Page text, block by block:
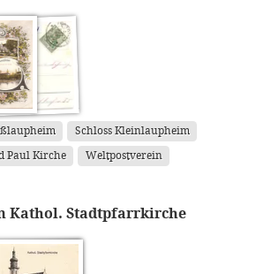
Schloss Kleinlaupheim
Paul Kirche Weltpostverein
Kathol. Stadtpfarrkirche